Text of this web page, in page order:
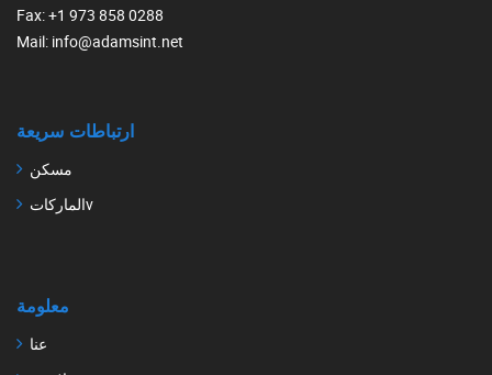
Fax: +1 973 858 0288
Mail: info@adamsint.net
ارتباطات سريعة
مسكن
الماركاتv
معلومة
عنا